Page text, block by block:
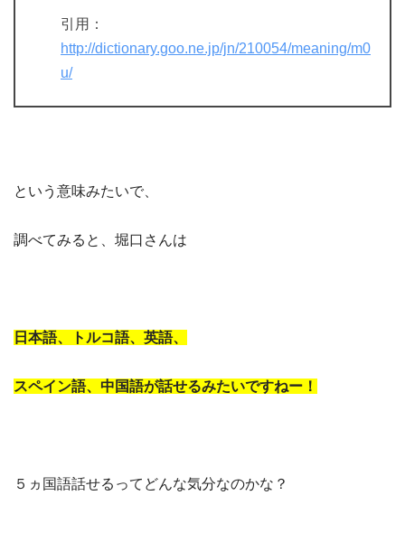
引用：
http://dictionary.goo.ne.jp/jn/210054/meaning/m0
u/
という意味みたいで、
調べてみると、堀口さんは
日本語、トルコ語、英語、
スペイン語、中国語が話せるみたいですねー！
５ヵ国語話せるってどんな気分なのかな？